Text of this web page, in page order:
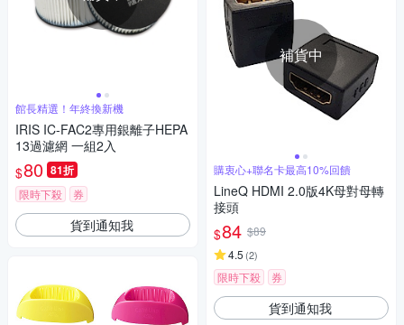
館長精選！年終換新機
IRIS IC-FAC2專用銀離子HEPA
13過濾網 一組2入
$80 81折
限時下殺 券
貨到通知我
補貨中
購衷心+聯名卡最高10%回饋
LineQ HDMI 2.0版4K母對母轉
接頭
$84 $89
4.5 (2)
限時下殺 券
貨到通知我